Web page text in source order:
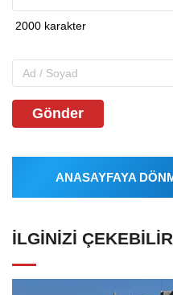
Gönder
ANASAYFAYA
İLGINIZI ÇEKEBILIR